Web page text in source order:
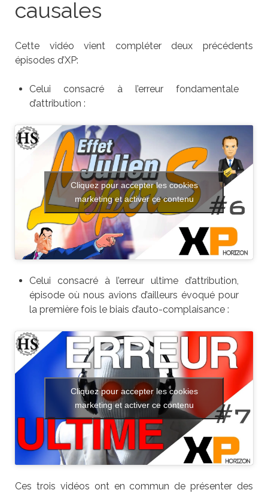
causales
Cette vidéo vient compléter deux précédents
épisodes d’XP:
Celui consacré à l’erreur fondamentale
d’attribution :
Cliquez pour accepter les cookies
marketing et activer ce contenu
Celui consacré à l’erreur ultime d’attribution,
épisode où nous avions d’ailleurs évoqué pour
la première fois le biais d’auto-complaisance :
Cliquez pour accepter les cookies
marketing et activer ce contenu
Ces trois vidéos ont en commun de présenter des